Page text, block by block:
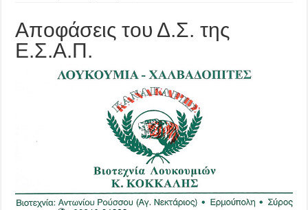
Δ.Σ.
της
Αποφάσεις του Δ.Σ. της
Ε.Σ.Α.Π.